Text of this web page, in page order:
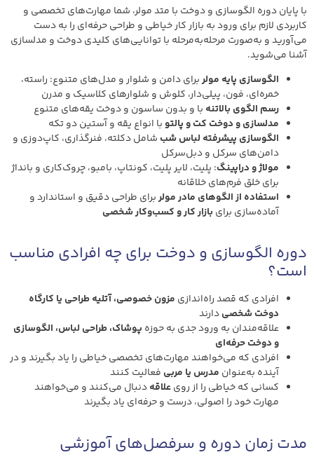
با پایان دوره الگوسازی و دوخت با متد مولر، شما مهارت‌های تخصصی و
کاربردی لازم برای ورود به بازار کار خیاطی و طراحی حرفه‌ای را به دست
می‌آورید و به‌صورت مرحله‌به‌مرحله با توانایی‌های کلیدی دوخت و مدلسازی
آشنا می‌شوید.
الگوسازی پایه مولربرای دامن و شلوار و مدل‌های متنوع: راسته،
خمره‌ای، فون، پیلی‌دار، کلوش و شلوارهای کلاسیک و مدرن
رسم الگوی بالاتنه با و بدون ساسون و دوخت یقه‌های متنوع
مدلسازی و دوخت کت و پالتوبا انواع یقه و آستین دو تکه
الگوسازی پیشرفته لباس شب شامل دکلته، فنرگذاری، کاپ‌دوزی و
دامن‌های سرکل و دبل‌سرکل
مولاژ و دراپینگ: پلیت، لایر پلیت، کونتاپ، بامبو، چروک‌کاری و بانداژ
برای خلق فرم‌های خلاقانه
استفاده از الگوهای مادر مولربرای طراحی دقیق و استاندارد و
آماده‌سازی برای بازار کار و کسب‌وکار شخصی
دوره الگوسازی و دوخت برای چه افرادی مناسب
است؟
افرادی که قصد راه‌اندازی مزون خصوصی، آتلیه طراحی یا کارگاه
دوخت شخصیدارند
علاقه‌مندان به ورود جدی به حوزه پوشاک، طراحی لباس، الگوسازی
و دوخت حرفه‌ای
افرادی که می‌خواهند مهارت‌های تخصصی خیاطی را یاد بگیرند و در
آینده به‌عنوان مدرس یا مربی فعالیت کنند
کسانی که خیاطی را از رویعلاقهدنبال می‌کنند و می‌خواهند
مهارت خود را اصولی، درست و حرفه‌ای یاد بگیرند
مدت زمان دوره و سرفصل‌های آموزشی